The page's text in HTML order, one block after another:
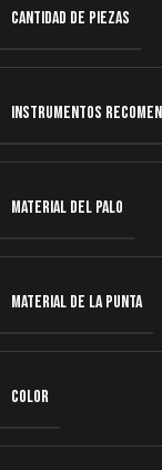
CANTIDAD DE PIEZAS
INSTRUMENTOS
MATERIAL DEL PALO
MATERIAL DE LA PUNTA
COLOR